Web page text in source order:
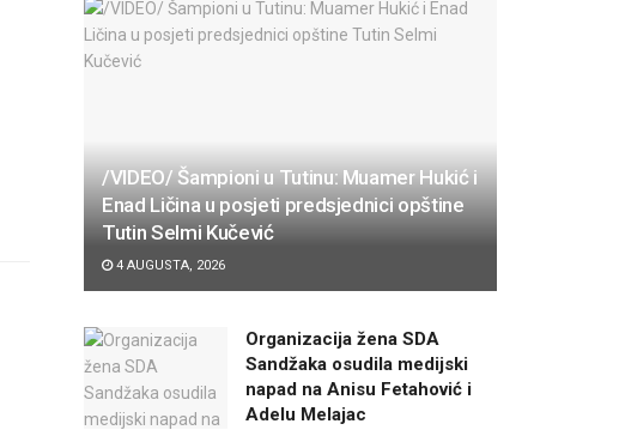
/VIDEO/ Šampioni u Tutinu: Muamer Hukić i
Enad Ličina u posjeti predsjednici opštine
Tutin Selmi Kučević
4 AUGUSTA, 2026
Organizacija žena SDA
Sandžaka osudila medijski
napad na Anisu Fetahović i
Adelu Melajac